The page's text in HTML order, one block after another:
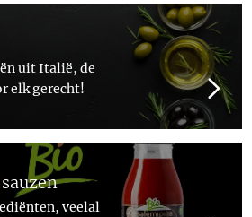
uit Italië, de
elk gerecht!
veelal